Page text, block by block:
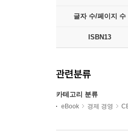
글자 수/페이지 수
ISBN13
관련분류
카테고리 분류
eBook 경제 경영